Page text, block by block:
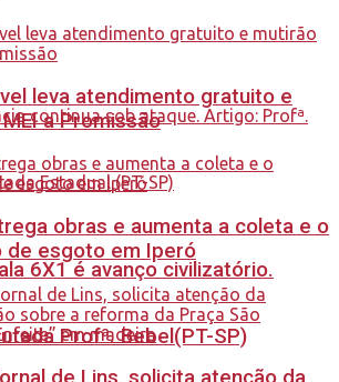
6X1 é avanço civilizatório.
Profª. Bebel(PT-SP)
leva atendimento gratuito e
a Promissão
obras e aumenta a coleta e o
de esgoto em Iperó
de Lins, solicita atenção da